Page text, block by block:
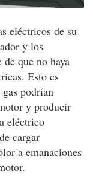
eléctricos de su
y los
que no haya
Esto es
podrían
y producir
eléctrico
cargar
a emanaciones